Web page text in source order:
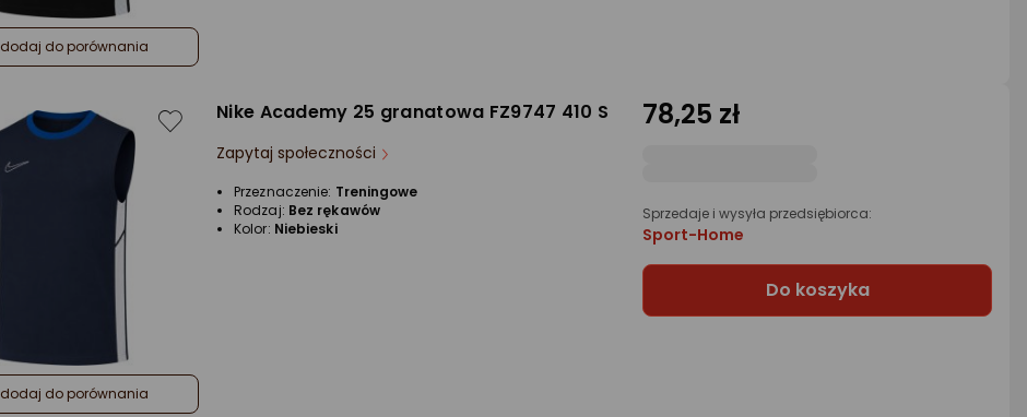
dodaj do porównania
dodaj do porównania
Nike Academy 25 granatowa FZ9747 410 S
Zapytaj społeczności
Przeznaczenie: Treningowe
Rodzaj: Bez rękawów
Kolor: Niebieski
78,25 zł
Sprzedaje i wysyła przedsiębiorca:
Sport-Home
Do koszyka